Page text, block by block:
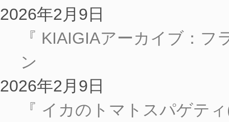
2026年2月9日
『 KIAIGIAアーカイブ：
ン
2026年2月9日
『 イカのトマトスパゲテ